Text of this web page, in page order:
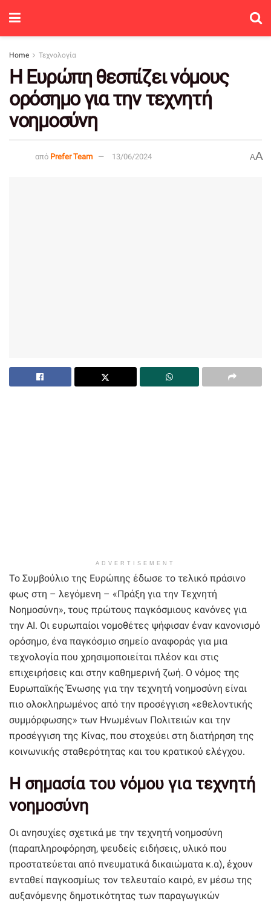
Home Τεχνολογία
Η Ευρώπη θεσπίζει νόμους
ορόσημο για την τεχνητή
νοημοσύνη
από Prefer Team 13/06/2024 AA
ADVERTISEMENT
Το Συμβούλιο της Ευρώπης έδωσε το τελικό πράσινο
φως στη – λεγόμενη – «Πράξη για την Τεχνητή
Νοημοσύνη», τους πρώτους παγκόσμιους κανόνες για
την ΑΙ. Οι ευρωπαίοι νομοθέτες ψήφισαν έναν κανονισμό
ορόσημο, ένα παγκόσμιο σημείο αναφοράς για μια
τεχνολογία που χρησιμοποιείται πλέον και στις
επιχειρήσεις και στην καθημερινή ζωή. Ο νόμος της
Ευρωπαϊκής Ένωσης για την τεχνητή νοημοσύνη είναι
πιο ολοκληρωμένος από την προσέγγιση «εθελοντικής
συμμόρφωσης» των Ηνωμένων Πολιτειών και την
προσέγγιση της Κίνας, που στοχεύει στη διατήρηση της
κοινωνικής σταθερότητας και του κρατικού ελέγχου.
Η σημασία του νόμου για τεχνητή
νοημοσύνη
Οι ανησυχίες σχετικά με την τεχνητή νοημοσύνη
(παραπληροφόρηση, ψευδείς ειδήσεις, υλικό που
προστατεύεται από πνευματικά δικαιώματα κ.α), έχουν
ενταθεί παγκοσμίως τον τελευταίο καιρό, εν μέσω της
αυξανόμενης δημοτικότητας των παραγωγικών